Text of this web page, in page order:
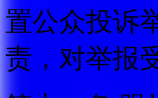
置公众投诉
责，对举报